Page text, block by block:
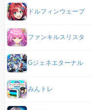
ドルフィンウェーブ
ファンキルスリスタ
Gジェネエターナル
みんトレ